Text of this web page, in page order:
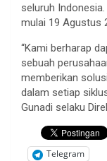
seluruh
mulai 19 Agustus
“Kami berharap
sebuah
memberikan
dalam setiap
Gunadi selaku
Telegram